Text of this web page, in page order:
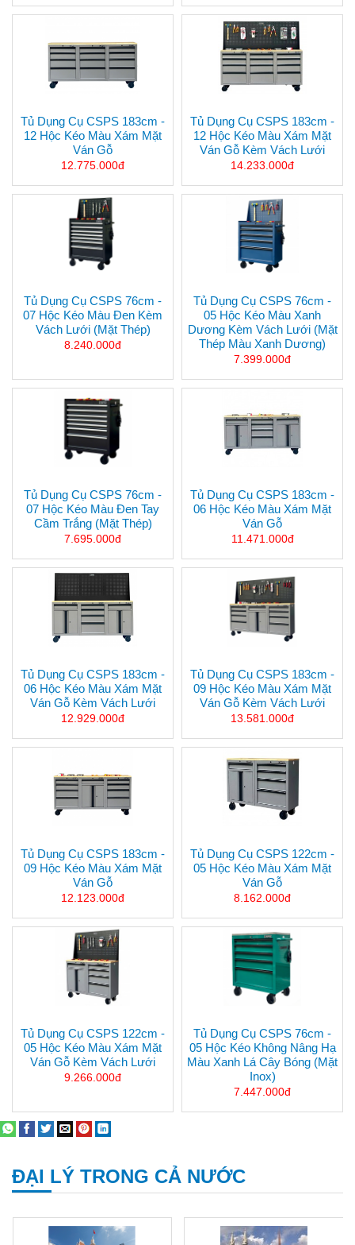
Tủ Dụng Cụ CSPS 183cm -
12 Hộc Kéo Màu Xám Mặt
Ván Gỗ
12.775.000đ
Tủ Dụng Cụ CSPS 183cm -
12 Hộc Kéo Màu Xám Mặt
Ván Gỗ Kèm Vách Lưới
14.233.000đ
Tủ Dụng Cụ CSPS 76cm -
07 Hộc Kéo Màu Đen Kèm
Vách Lưới (mặt Thép)
8.240.000đ
Tủ Dụng Cụ CSPS 76cm -
05 Hộc Kéo Màu Xanh
Dương Kèm Vách Lưới (mặt
Thép Màu Xanh Dương)
7.399.000đ
Tủ Dụng Cụ CSPS 76cm -
07 Hộc Kéo Màu Đen Tay
Cầm Trắng (mặt Thép)
7.695.000đ
Tủ Dụng Cụ CSPS 183cm -
06 Hộc Kéo Màu Xám Mặt
Ván Gỗ
11.471.000đ
Tủ Dụng Cụ CSPS 183cm -
06 Hộc Kéo Màu Xám Mặt
Ván Gỗ Kèm Vách Lưới
12.929.000đ
Tủ Dụng Cụ CSPS 183cm -
09 Hộc Kéo Màu Xám Mặt
Ván Gỗ Kèm Vách Lưới
13.581.000đ
Tủ Dụng Cụ CSPS 183cm -
09 Hộc Kéo Màu Xám Mặt
Ván Gỗ
12.123.000đ
Tủ Dụng Cụ CSPS 122cm -
05 Hộc Kéo Màu Xám Mặt
Ván Gỗ
8.162.000đ
Tủ Dụng Cụ CSPS 122cm -
05 Hộc Kéo Màu Xám Mặt
Ván Gỗ Kèm Vách Lưới
9.266.000đ
Tủ Dụng Cụ CSPS 76cm -
05 Hộc Kéo Không Nâng Hạ
Màu Xanh Lá Cây Bóng (mặt
Inox)
7.447.000đ
ĐẠI LÝ TRONG CẢ NƯỚC